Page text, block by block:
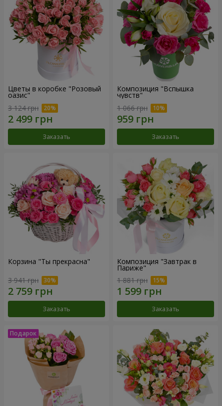
Цветы в коробке "Розовый
оазис"
3 124 грн
Заказать
Композиция "Вспышка
чувств"
1 066 грн
Заказать
Корзина "Ты прекрасна"
3 941 грн
Заказать
Композиция "Завтрак в
Париже"
1 881 грн
Заказать